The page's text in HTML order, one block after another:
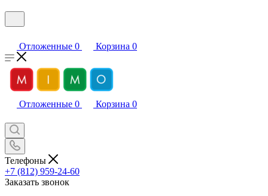
Отложенные 0 Корзина 0
Отложенные 0 Корзина 0
Телефоны
+7 (812) 959-24-60
Заказать звонок